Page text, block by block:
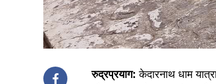
रुद्रप्रयाग: केदारनाथ धाम